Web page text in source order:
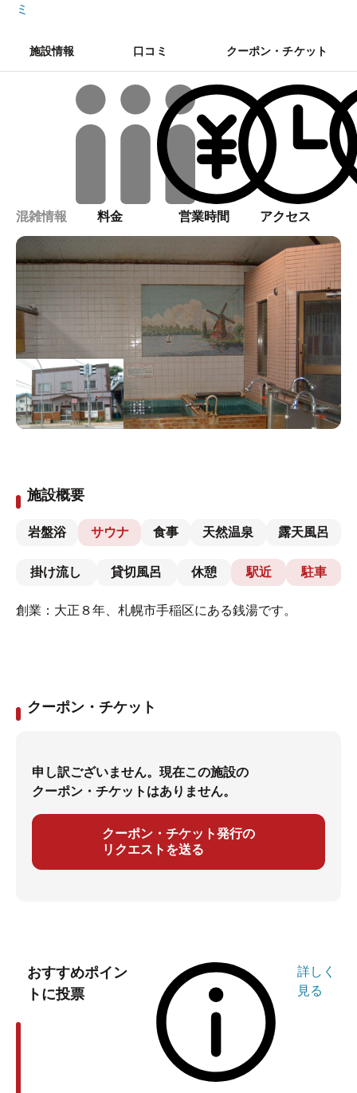
ミ
施設情報 口コミ クーポン・チケット
混雑情報 料金 営業時間 アクセス
施設概要
岩盤浴 サウナ 食事 天然温泉 露天風呂
掛け流し 貸切風呂 休憩 駅近 駐車
創業：大正８年、札幌市手稲区にある銭湯です。
クーポン・チケット
申し訳ございません。現在この施設の
クーポン・チケットはありません。
クーポン・チケット発行の
リクエストを送る
おすすめポイン
トに投票
詳しく
見る